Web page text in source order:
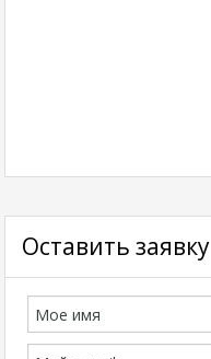
Оставить заявку